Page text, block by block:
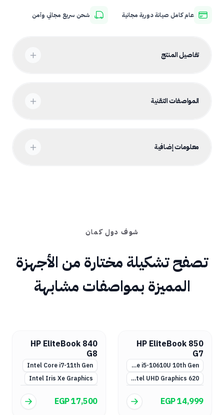
عام كامل صيانة دورية مجانية شحن سريع مجاني وآمن
تفاصيل المنتج
المواصفات التقنية
معلومات إضافية
شوف دول كمان
تصفح تشكيلة مختارة من الأجهزة
المميزة بمواصفات مشابهة
HP EliteBook 850
G7
Intel Core i5-10610U 10th Gen
Intel UHD Graphics 620
EGP 14,999
HP EliteBook 840
G8
Intel Core i7-11th Gen
Intel Iris Xe Graphics
EGP 17,500